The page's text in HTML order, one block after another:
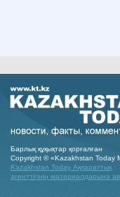
Барлық құқықтар қорғалған
Copyright © «Kazakhstan
Kazakhstan Today Ақпараттық
агенттігінің материалдарына